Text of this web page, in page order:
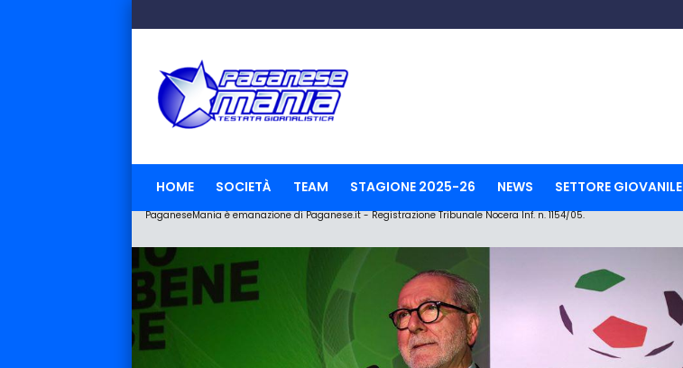
HOME SOCIETÀ TEAM STAGIONE 2025-26 NEWS SETTORE GIOVANILE
PaganeseMania è emanazione di Paganese.it - Registrazione Tribunale Nocera Inf. n. 1154/05.